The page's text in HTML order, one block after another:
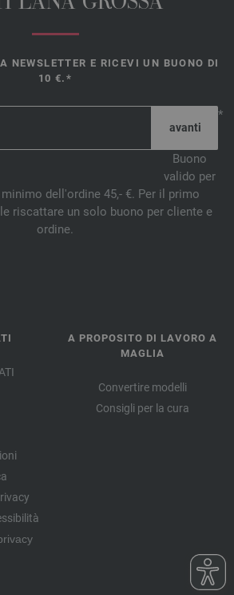
NEWSLETTER E RICEVI UN BUONO DI
10 €.*
*
Buono
valido per
dell'ordine 45,- €. Per il primo
riscattare un solo buono per cliente e
ordine.
A PROPOSITO DI LAVORO A
MAGLIA
Convertire modelli
Consigli per la cura